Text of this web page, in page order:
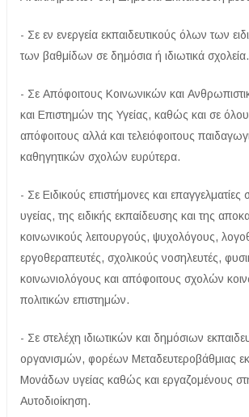
- Σε εν ενεργεία εκπαιδευτικούς όλων των
των βαθμίδων σε δημόσια ή ιδιωτικά σχολεία.
- Σε Aπόφοιτους Κοινωνικών και
και Επιστημών της Υγείας, καθώς και σε
απόφοιτους αλλά και τελειόφοιτους
καθηγητικών σχολών ευρύτερα.
- Σε Ειδικούς επιστήμονες και
υγείας, της ειδικής εκπαίδευσης και της
κοινωνικούς λειτουργούς, ψυχολόγους,
εργοθεραπευτές, σχολικούς νοσηλευτές,
κοινωνιολόγους και απόφοιτους σχολών
πολιτικών επιστημών.
- Σε στελέχη ιδιωτικών και δημόσιων
οργανισμών, φορέων Μεταδευτεροβάθμιας
Μονάδων υγείας καθώς και εργαζομένους
Αυτοδιοίκηση.